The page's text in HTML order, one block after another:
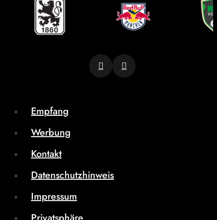
Empfang
Werbung
Kontakt
Datenschutzhinweis
Impressum